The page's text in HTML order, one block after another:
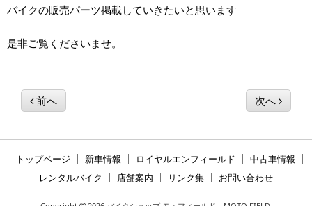
バイクの販売パーツ掲載していきたいと思います
是非ご覧くださいませ。
前へ 次へ
トップページ 新車情報 ロイヤルエンフィールド
中古車情報
レンタルバイク
店舗案内 リンク集 お問い合わせ